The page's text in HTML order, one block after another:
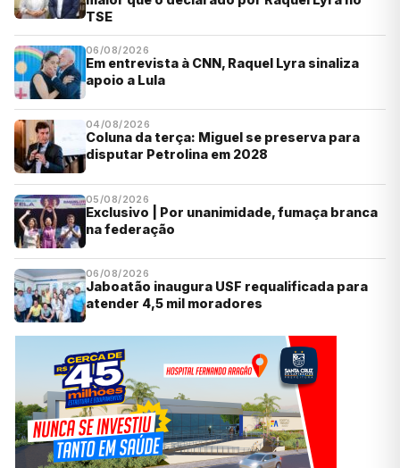
TSE
06/08/2026
Em entrevista à CNN, Raquel Lyra sinaliza
apoio a Lula
04/08/2026
Coluna da terça: Miguel se preserva para
disputar Petrolina em 2028
05/08/2026
Exclusivo | Por unanimidade, fumaça branca
na federação
06/08/2026
Jaboatão inaugura USF requalificada para
atender 4,5 mil moradores